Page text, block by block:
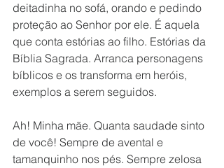
deitadinha no sofá, orando e pedindo
proteção ao Senhor por ele. É aquela
que conta estórias ao filho. Estórias da
Bíblia Sagrada. Arranca personagens
bíblicos e os transforma em heróis,
exemplos a serem seguidos.
Ah! Minha mãe. Quanta saudade sinto
de você! Sempre de avental e
tamanquinho nos pés. Sempre zelosa